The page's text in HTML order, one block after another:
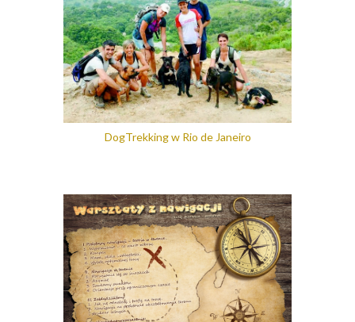
DogTrekking w Rio de Janeiro